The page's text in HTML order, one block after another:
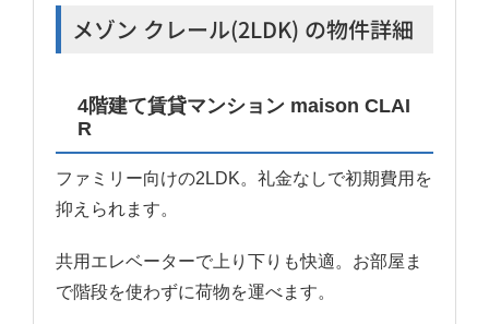
メゾン クレール(2LDK) の物件詳細
4階建て賃貸マンション maison CLAI
R
ファミリー向けの2LDK。礼金なしで初期費用を
抑えられます。
共用エレベーターで上り下りも快適。お部屋ま
で階段を使わずに荷物を運べます。